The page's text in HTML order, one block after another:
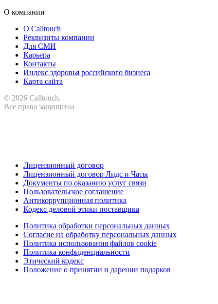
О компании
О Calltouch
Реквизиты компании
Для СМИ
Карьера
Контакты
Индекс здоровья российского бизнеса
Карта сайта
© 2026 Calltouch.
Все права защищены
Лицензионный договор
Лицензионный договор Лидс и Чаты
Документы по оказанию услуг связи
Пользовательское соглашение
Антикоррупционная политика
Кодекс деловой этики поставщика
Политика обработки персональных данных
Согласие на обработку персональных данных
Политика использования файлов cookie
Политика конфиденциальности
Этический кодекс
Положение о принятии и дарении подарков